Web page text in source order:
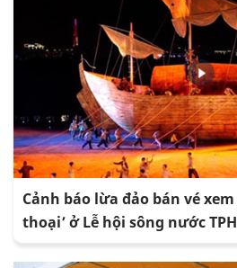
Cảnh báo lừa đảo bán vé
thoại’ ở Lễ hội sông nước